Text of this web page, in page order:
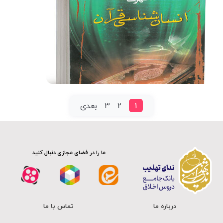
فیلم کامل
1
2
3 بعدی
ما را در فضای مجازی دنبال کنید
درباره ما تماس با ما